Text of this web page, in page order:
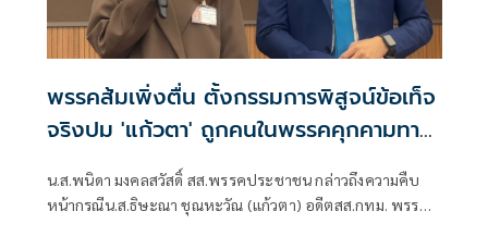
พรรคส้มเพิ่งตื่น ตั้งกรรมการพิสูจน์ข้อเท็จ
จริงปม 'แก้วตา' ถูกคนในพรรคคุกคามทาง
น.ส.พนิดา มงคลสวัสดิ์ สส.พรรคประชาชน กล่าวถึงความคืบ
หน้ากรณีน.ส.ธิษะณา ชุณหะวัณ (แก้วตา) อดีตสส.กทม. พรรค